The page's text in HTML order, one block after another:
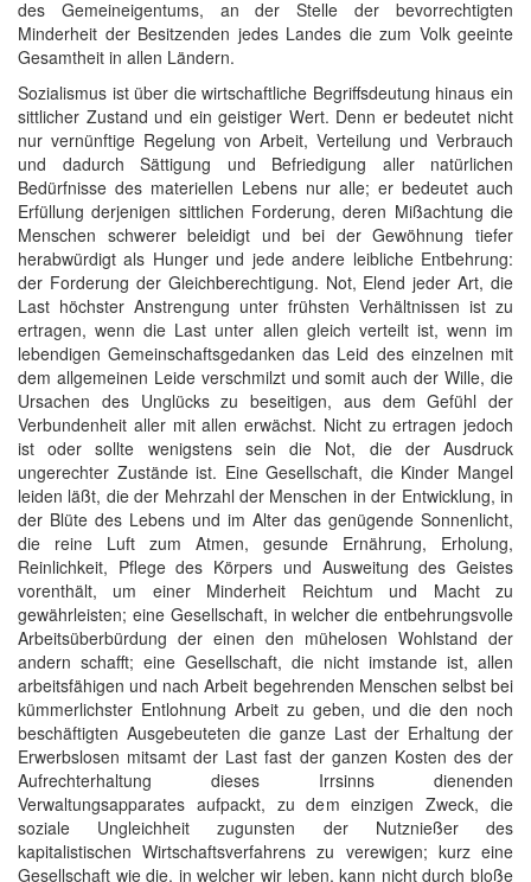
des Gemeineigentums, an der Stelle der bevorrechtigten
Minderheit der Besitzenden jedes Landes die zum Volk geeinte
Gesamtheit in allen Ländern.
Sozialismus ist über die wirtschaftliche Begriffsdeutung hinaus ein
sittlicher Zustand und ein geistiger Wert. Denn er bedeutet nicht
nur vernünftige Regelung von Arbeit, Verteilung und Verbrauch
und dadurch Sättigung und Befriedigung aller natürlichen
Bedürfnisse des materiellen Lebens nur alle; er bedeutet auch
Erfüllung derjenigen sittlichen Forderung, deren Mißachtung die
Menschen schwerer beleidigt und bei der Gewöhnung tiefer
herabwürdigt als Hunger und jede andere leibliche Entbehrung:
der Forderung der Gleichberechtigung. Not, Elend jeder Art, die
Last höchster Anstrengung unter frühsten Verhältnissen ist zu
ertragen, wenn die Last unter allen gleich verteilt ist, wenn im
lebendigen Gemeinschaftsgedanken das Leid des einzelnen mit
dem allgemeinen Leide verschmilzt und somit auch der Wille, die
Ursachen des Unglücks zu beseitigen, aus dem Gefühl der
Verbundenheit aller mit allen erwächst. Nicht zu ertragen jedoch
ist oder sollte wenigstens sein die Not, die der Ausdruck
ungerechter Zustände ist. Eine Gesellschaft, die Kinder Mangel
leiden läßt, die der Mehrzahl der Menschen in der Entwicklung, in
der Blüte des Lebens und im Alter das genügende Sonnenlicht,
die reine Luft zum Atmen, gesunde Ernährung, Erholung,
Reinlichkeit, Pflege des Körpers und Ausweitung des Geistes
vorenthält, um einer Minderheit Reichtum und Macht zu
gewährleisten; eine Gesellschaft, in welcher die entbehrungsvolle
Arbeitsüberbürdung der einen den mühelosen Wohlstand der
andern schafft; eine Gesellschaft, die nicht imstande ist, allen
arbeitsfähigen und nach Arbeit begehrenden Menschen selbst bei
kümmerlichster Entlohnung Arbeit zu geben, und die den noch
beschäftigten Ausgebeuteten die ganze Last der Erhaltung der
Erwerbslosen mitsamt der Last fast der ganzen Kosten des der
Aufrechterhaltung dieses Irrsinns dienenden
Verwaltungsapparates aufpackt, zu dem einzigen Zweck, die
soziale Ungleichheit zugunsten der Nutznießer des
kapitalistischen Wirtschaftsverfahrens zu verewigen; kurz eine
Gesellschaft wie die, in welcher wir leben, kann nicht durch bloße